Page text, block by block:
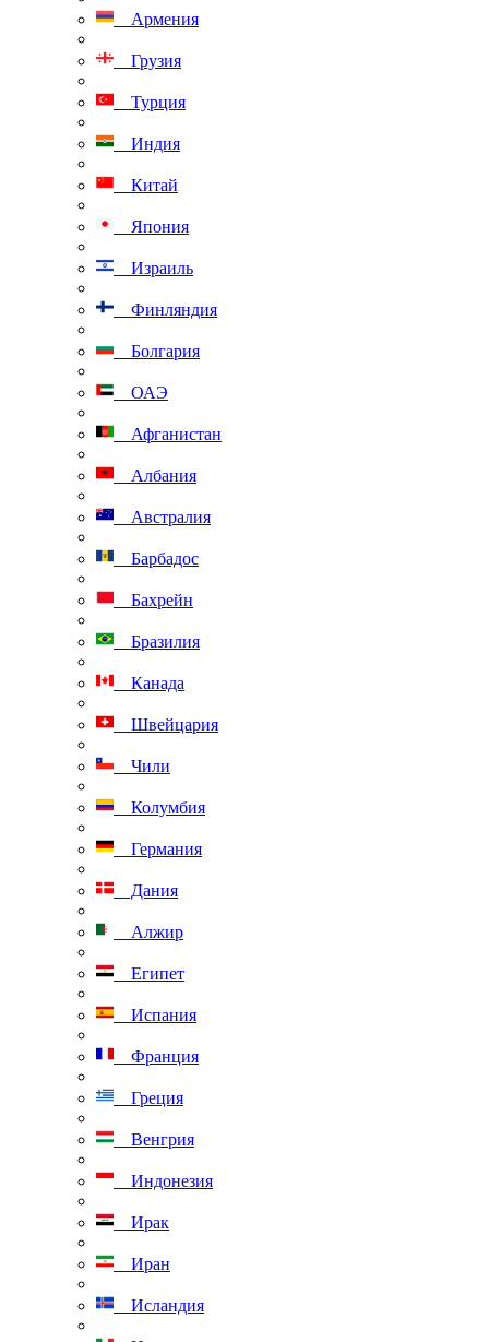
Армения
Грузия
Турция
Индия
Китай
Япония
Израиль
Финляндия
Болгария
ОАЭ
Афганистан
Албания
Австралия
Барбадос
Бахрейн
Бразилия
Канада
Швейцария
Чили
Колумбия
Германия
Дания
Алжир
Египет
Испания
Франция
Греция
Венгрия
Индонезия
Ирак
Иран
Исландия